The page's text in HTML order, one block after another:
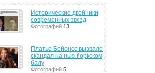
Исторические двойники
современных звезд
Фотографий 13
Платье Бейонсе вызвало
скандал на нью-йоркском
балу
Фотографий 5